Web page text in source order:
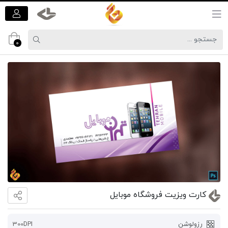
0
کارت ویزیت فروشگاه موبایل
رزولوشن 300DPI
برای
ثبت